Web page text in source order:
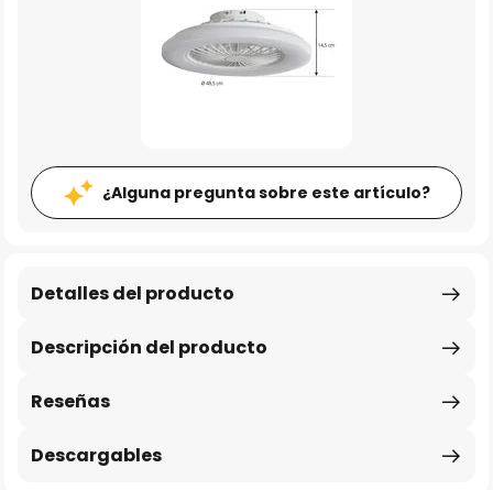
¿Alguna pregunta sobre este artículo?
Descripción del producto
Detalles del producto
Reseñas
Descargables